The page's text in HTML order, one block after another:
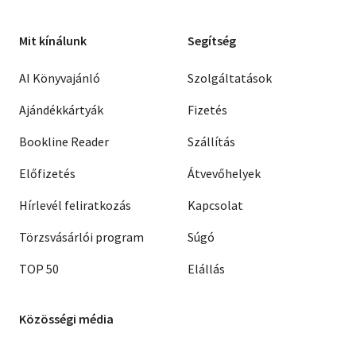
Mit kínálunk
AI Könyvajánló
Ajándékkártyák
Bookline Reader
Előfizetés
Hírlevél feliratkozás
Törzsvásárlói program
TOP 50
Segítség
Szolgáltatások
Fizetés
Szállítás
Átvevőhelyek
Kapcsolat
Súgó
Elállás
Közösségi média